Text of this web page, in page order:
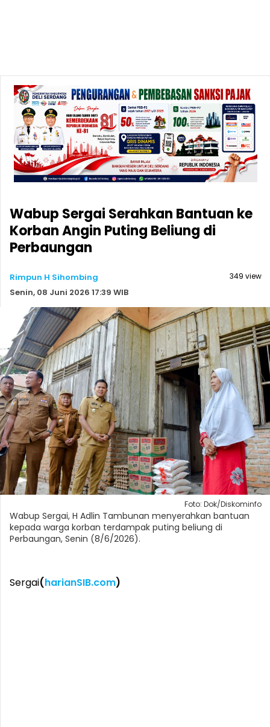
Wabup Sergai Serahkan Bantuan ke
Korban Angin Puting Beliung di
Perbaungan
Rimpun H Sihombing
Senin, 08 Juni 2026 17:39 WIB
349 view
Foto: Dok/Diskominfo
Wabup Sergai, H Adlin Tambunan menyerahkan bantuan
kepada warga korban terdampak puting beliung di
Perbaungan, Senin (8/6/2026).
Sergai(harianSIB.com)